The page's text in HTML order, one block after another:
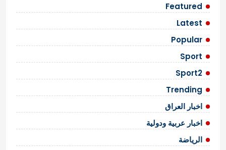
Featured
Latest
Popular
Sport
Sport2
Trending
اخبار العراق
اخبار عربية ودولية
الرياضة